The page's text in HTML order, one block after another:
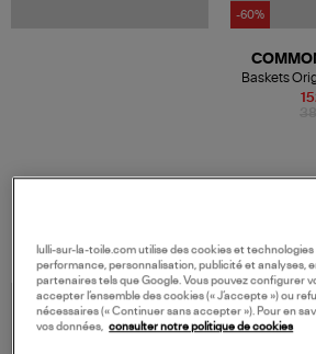
-60%
Baskets
lulli-sur-la-toile.com utilise des cookies et technologies
performance, personnalisation, publicité et analyses,
partenaires tels que Google. Vous pouvez configurer
accepter l’ensemble des cookies (« J’accepte ») ou
nécessaires (« Continuer sans accepter »). Pour en
vos données,
consulter notre politique de cookies